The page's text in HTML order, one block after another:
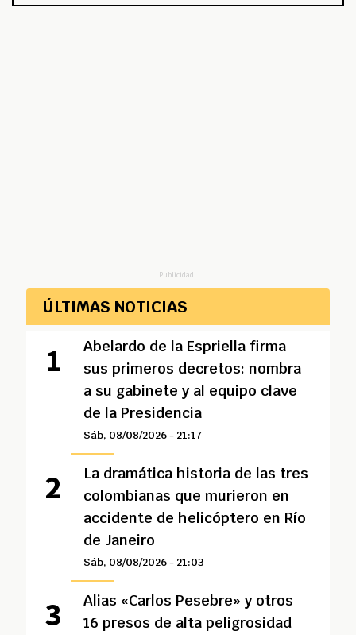
Publicidad
ÚLTIMAS NOTICIAS
Abelardo de la Espriella firma
sus primeros decretos: nombra
a su gabinete y al equipo clave
de la Presidencia
Sáb, 08/08/2026 - 21:17
La dramática historia de las tres
colombianas que murieron en
accidente de helicóptero en Río
de Janeiro
Sáb, 08/08/2026 - 21:03
Alias «Carlos Pesebre» y otros
16 presos de alta peligrosidad